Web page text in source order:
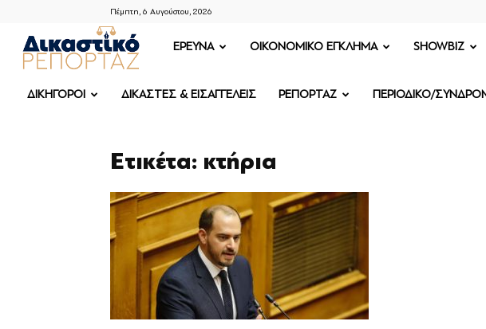
Πέμπτη, 6 Αυγούστου, 2026
ΔΙΚΑΣΤΙΚΟ
ΡΕΠΟΡΤΑΖ
ΕΡΕΥΝΑ OIKONOMIKO ΕΓΚΛΗΜΑ SHOWBIZ
ΔΙΚΗΓΟΡΟΙ ΔΙΚΑΣΤΕΣ & ΕΙΣΑΓΓΕΛΕΙΣ ΡΕΠΟΡΤΑΖ ΠΕΡΙΟΔΙΚΟ/
Ετικέτα: κτήρια